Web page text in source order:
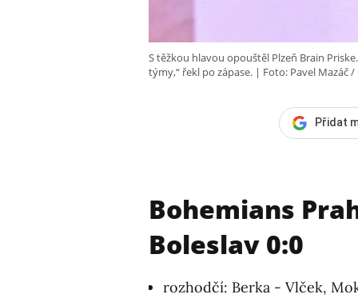
S těžkou hlavou opouštěl Plzeň Brain
týmy,“ řekl po zápase.
Foto: Pavel Mazáč
Přidat
Bohemians
Boleslav 0:0
rozhodčí: Berka - Vlček,